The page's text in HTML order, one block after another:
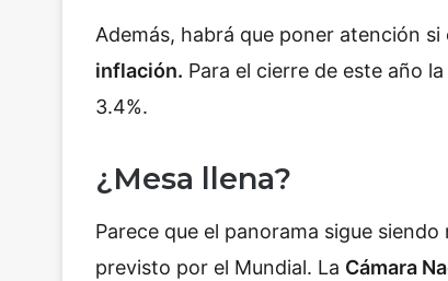
Además, habrá que poner atención si
inflación. Para el cierre de este año
3.4%.
¿Mesa llena?
Parece que el panorama sigue
previsto por el Mundial. La Cámara